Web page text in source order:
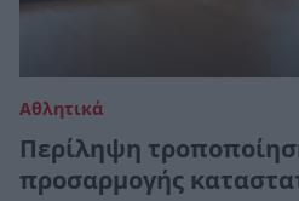
Αθλητικά
Περίληψη
προσαρμογής